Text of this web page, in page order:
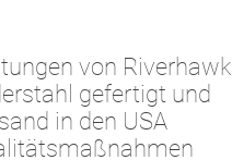
von Riverhawk
gefertigt und
in den USA